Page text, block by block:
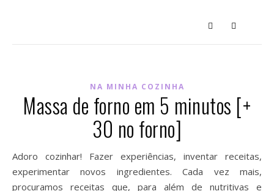
NA MINHA COZINHA
Massa de forno em 5 minutos [+
30 no forno]
Adoro cozinhar! Fazer experiências, inventar receitas,
experimentar novos ingredientes. Cada vez mais,
procuramos receitas que, para além de nutritivas e